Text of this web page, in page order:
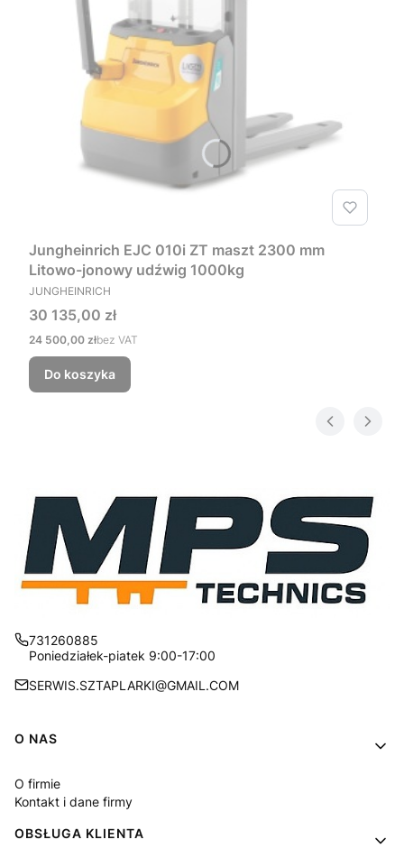
Jungheinrich EJC 010i ZT maszt 2300 mm
Litowo-jonowy udźwig 1000kg
PRODUCENT
JUNGHEINRICH
Cena
30 135,00 zł
Cena
24 500,00 złbez VAT
Do koszyka
731260885
Poniedziałek-piatek 9:00-17:00
SERWIS.SZTAPLARKI@GMAIL.COM
Linki w stopce
O NAS
O firmie
Kontakt i dane firmy
OBSŁUGA KLIENTA